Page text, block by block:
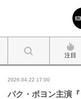
注目
2026.04.22 17:00
パク・ボヨン主演